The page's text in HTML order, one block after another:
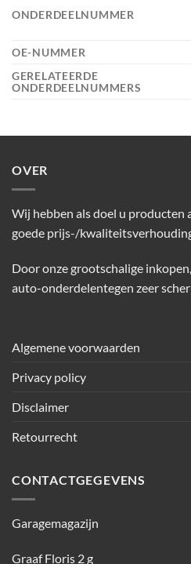
ONDERDEELNUMMER
OE-NUMMER
GERELATEERDE
ONDERDEELNUMMERS
OVER
Wij hebben als doel u producten
goede prijs-/
Door onze grootschalige
auto-onderdelentegen zeer
Algemene voorwaarden
Privacy policy
Disclaimer
Retourrecht
CONTACTGEGEVENS
Garagemagazijn
Graaf Floris 2 g